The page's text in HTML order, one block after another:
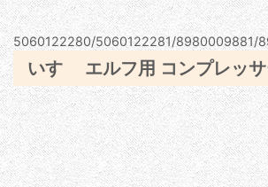
5060122280/5060122281/8980009881/
いすゞ エルフ用 コンプレッ